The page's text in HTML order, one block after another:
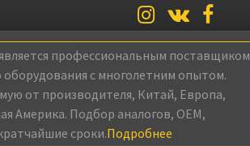
профессиональным поставщиком
с многолетним опытом.
от производителя, Китай, Европа,
Америка. Подбор аналогов, OEM,
сроки.Подробнее